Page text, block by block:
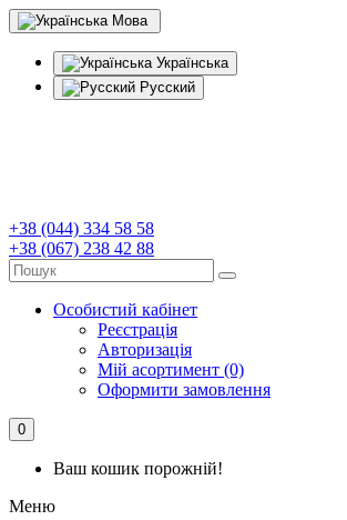
Мова
Українська
Русский
+38 (044) 334 58 58
+38 (067) 238 42 88
Особистий кабінет
Реєстрація
Авторизація
Мій асортимент (0)
Оформити замовлення
0
Ваш кошик порожній!
Меню